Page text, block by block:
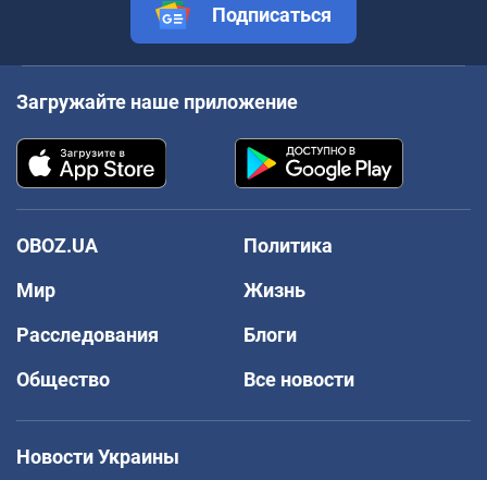
Подписаться
Загружайте наше приложение
OBOZ.UA
Политика
Мир
Жизнь
Расследования
Блоги
Общество
Все новости
Новости Украины